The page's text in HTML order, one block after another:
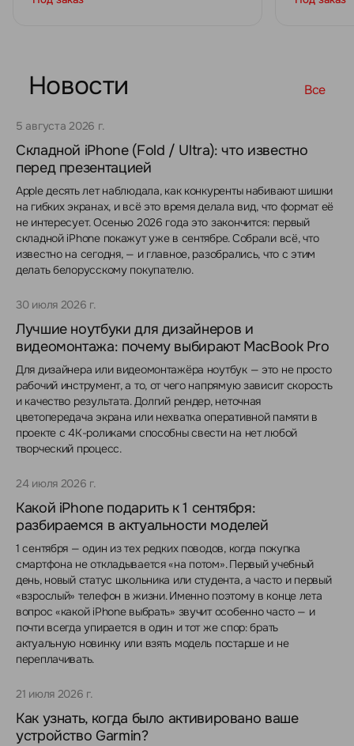
Новости Все
5 августа 2026 г.
Складной iPhone (Fold / Ultra): что известно
перед презентацией
Apple десять лет наблюдала, как конкуренты набивают шишки
на гибких экранах, и всё это время делала вид, что формат её
не интересует. Осенью 2026 года это закончится: первый
складной iPhone покажут уже в сентябре. Собрали всё, что
известно на сегодня, — и главное, разобрались, что с этим
делать белорусскому покупателю.
30 июля 2026 г.
Лучшие ноутбуки для дизайнеров и
видеомонтажа: почему выбирают MacBook Pro
Для дизайнера или видеомонтажёра ноутбук — это не просто
рабочий инструмент, а то, от чего напрямую зависит скорость
и качество результата. Долгий рендер, неточная
цветопередача экрана или нехватка оперативной памяти в
проекте с 4K-роликами способны свести на нет любой
творческий процесс.
24 июля 2026 г.
Какой iPhone подарить к 1 сентября:
разбираемся в актуальности моделей
1 сентября — один из тех редких поводов, когда покупка
смартфона не откладывается «на потом». Первый учебный
день, новый статус школьника или студента, а часто и первый
«взрослый» телефон в жизни. Именно поэтому в конце лета
вопрос «какой iPhone выбрать» звучит особенно часто — и
почти всегда упирается в один и тот же спор: брать
актуальную новинку или взять модель постарше и не
переплачивать.
21 июля 2026 г.
Как узнать, когда было активировано ваше
устройство Garmin?